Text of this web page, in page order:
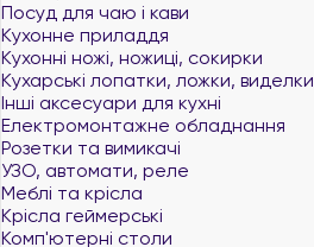
Посуд для чаю і кави
Кухонне приладдя
Кухонні ножі, ножиці, сокирки
Кухарські лопатки, ложки, виделки
Інші аксесуари для кухні
Електромонтажне обладнання
Розетки та вимикачі
УЗО, автомати, реле
Меблі та крісла
Крісла геймерські
Комп'ютерні столи